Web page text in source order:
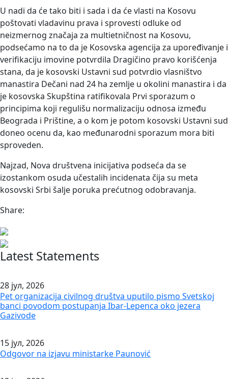
U nadi da će tako biti i sada i da će vlasti na Kosovu
poštovati vladavinu prava i sprovesti odluke od
neizmernog značaja za multietničnost na Kosovu,
podsećamo na to da je Kosovska agencija za upoređivanje i
verifikaciju imovine potvrdila Dragičino pravo korišćenja
stana, da je kosovski Ustavni sud potvrdio vlasništvo
manastira Dečani nad 24 ha zemlje u okolini manastira i da
je kosovska Skupština ratifikovala Prvi sporazum o
principima koji regulišu normalizaciju odnosa između
Beograda i Prištine, a o kom je potom kosovski Ustavni sud
doneo ocenu da, kao međunarodni sporazum mora biti
sproveden.
Najzad, Nova društvena inicijativa podseća da se
izostankom osuda učestalih incidenata čija su meta
kosovski Srbi šalje poruka prećutnog odobravanja.
Share:
Latest Statements
28 јул, 2026
Pet organizacija civilnog društva uputilo pismo Svetskoj
banci povodom postupanja Ibar-Lepenca oko jezera
Gazivode
15 јул, 2026
Odgovor na izjavu ministarke Paunović